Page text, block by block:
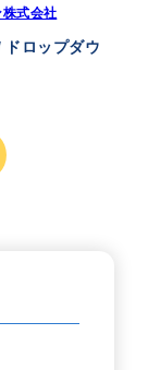
株式会社
ロップダウ